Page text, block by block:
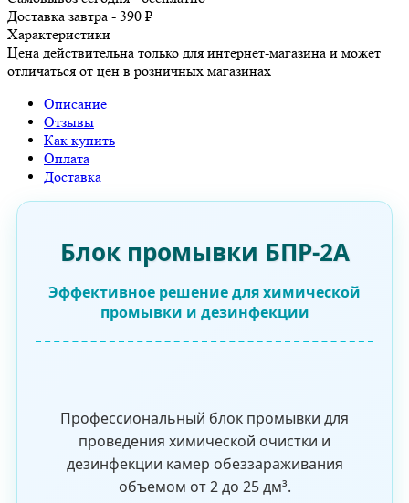
Доставка завтра - 390 ₽
Характеристики
Цена действительна только для интернет-магазина и может
отличаться от цен в розничных магазинах
Описание
Отзывы
Как купить
Оплата
Доставка
Блок промывки БПР-2А
Эффективное решение для химической
промывки и дезинфекции
Профессиональный блок промывки для
проведения химической очистки и
дезинфекции камер обеззараживания
объемом от 2 до 25 дм³.